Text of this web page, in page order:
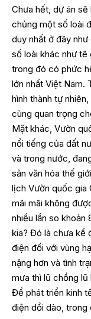
Chưa hết, dự án
chủng một số loài
duy nhất ở đây
số loài khác như
trong đó có phức
lớn nhất Việt Nam.
hình thành tự
cùng quan trọng
Mặt khác, Vườn
nổi tiếng của đất
và trong nước,
sản văn hóa thế
lịch Vườn quốc gia
mãi mãi không
nhiều lần so khoản
kia? Đó là chưa kể
điện đối với vùng
nặng hơn và tình
mưa thì lũ chồng
Để phát triển kinh
điện dồi dào, trong